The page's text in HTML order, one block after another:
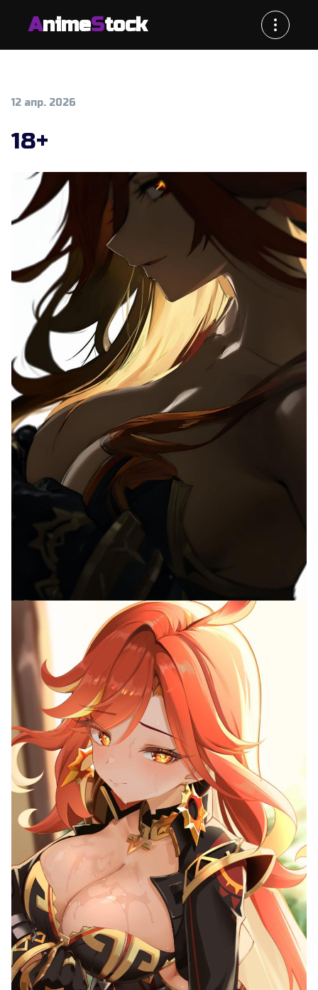
AnimeStock
12 апр. 2026
18+